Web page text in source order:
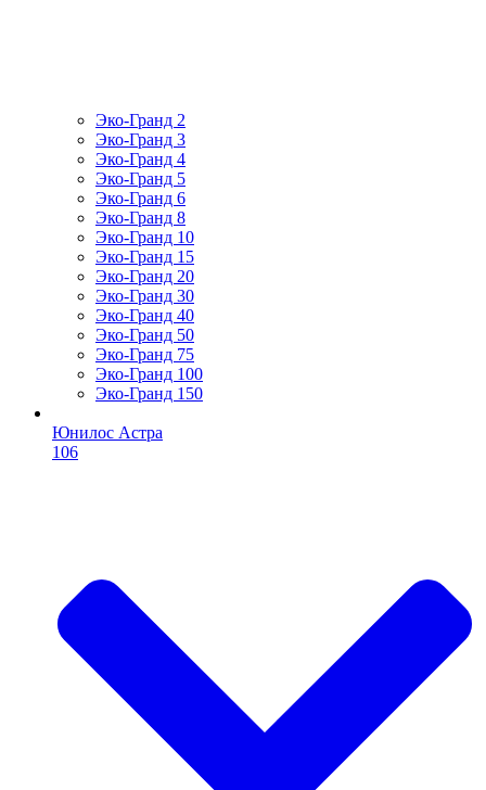
Эко-Гранд 2
Эко-Гранд 3
Эко-Гранд 4
Эко-Гранд 5
Эко-Гранд 6
Эко-Гранд 8
Эко-Гранд 10
Эко-Гранд 15
Эко-Гранд 20
Эко-Гранд 30
Эко-Гранд 40
Эко-Гранд 50
Эко-Гранд 75
Эко-Гранд 100
Эко-Гранд 150
Юнилос Астра
106